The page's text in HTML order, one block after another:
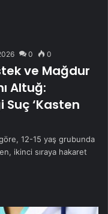
0 0
ve Mağdur
Altuğ:
Suç ‘Kasten
12-15 yaş grubunda
ikinci sıraya hakaret